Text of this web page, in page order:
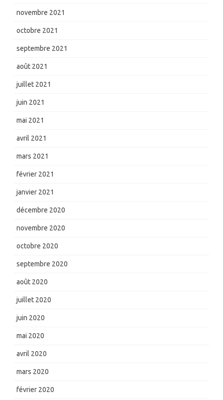
novembre 2021
octobre 2021
septembre 2021
août 2021
juillet 2021
juin 2021
mai 2021
avril 2021
mars 2021
février 2021
janvier 2021
décembre 2020
novembre 2020
octobre 2020
septembre 2020
août 2020
juillet 2020
juin 2020
mai 2020
avril 2020
mars 2020
février 2020